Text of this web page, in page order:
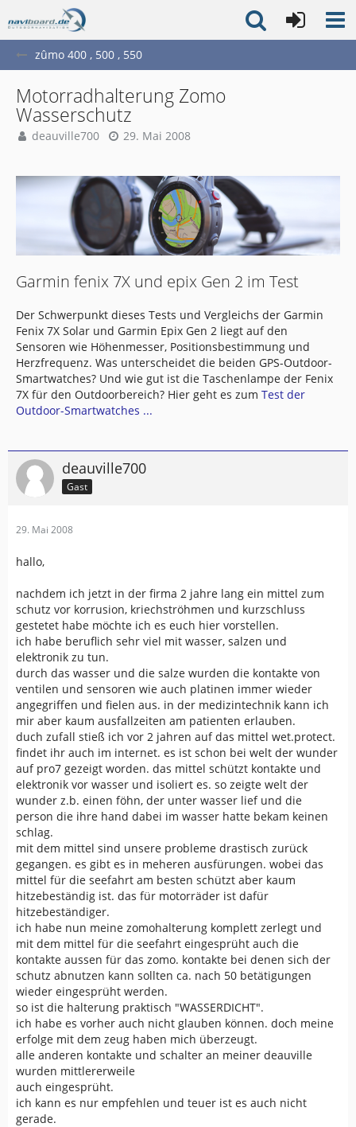
zûmo 400 , 500 , 550
Motorradhalterung Zomo
Wasserschutz
deauville700 29. Mai 2008
Garmin fenix 7X und epix Gen 2 im Test
Der Schwerpunkt dieses Tests und Vergleichs der Garmin
Fenix 7X Solar und Garmin Epix Gen 2 liegt auf den
Sensoren wie Höhenmesser, Positionsbestimmung und
Herzfrequenz. Was unterscheidet die beiden GPS-Outdoor-
Smartwatches? Und wie gut ist die Taschenlampe der Fenix
7X für den Outdoorbereich? Hier geht es zum Test der
Outdoor-Smartwatches ...
deauville700
Gast
29. Mai 2008
hallo,
nachdem ich jetzt in der firma 2 jahre lang ein mittel zum
schutz vor korrusion, kriechströhmen und kurzschluss
gestetet habe möchte ich es euch hier vorstellen.
ich habe beruflich sehr viel mit wasser, salzen und
elektronik zu tun.
durch das wasser und die salze wurden die kontakte von
ventilen und sensoren wie auch platinen immer wieder
angegriffen und fielen aus. in der medizintechnik kann ich
mir aber kaum ausfallzeiten am patienten erlauben.
duch zufall stieß ich vor 2 jahren auf das mittel wet.protect.
findet ihr auch im internet. es ist schon bei welt der wunder
auf pro7 gezeigt worden. das mittel schützt kontakte und
elektronik vor wasser und isoliert es. so zeigte welt der
wunder z.b. einen föhn, der unter wasser lief und die
person die ihre hand dabei im wasser hatte bekam keinen
schlag.
mit dem mittel sind unsere probleme drastisch zurück
gegangen. es gibt es in meheren ausfürungen. wobei das
mittel für die seefahrt am besten schützt aber kaum
hitzebeständig ist. das für motorräder ist dafür
hitzebeständiger.
ich habe nun meine zomohalterung komplett zerlegt und
mit dem mittel für die seefahrt eingesprüht auch die
kontakte aussen für das zomo. kontakte bei denen sich der
schutz abnutzen kann sollten ca. nach 50 betätigungen
wieder eingesprüht werden.
so ist die halterung praktisch "WASSERDICHT".
ich habe es vorher auch nicht glauben können. doch meine
erfolge mit dem zeug haben mich überzeugt.
alle anderen kontakte und schalter an meiner deauville
wurden mittlererweile
auch eingesprüht.
ich kann es nur empfehlen und teuer ist es auch nicht
gerade.